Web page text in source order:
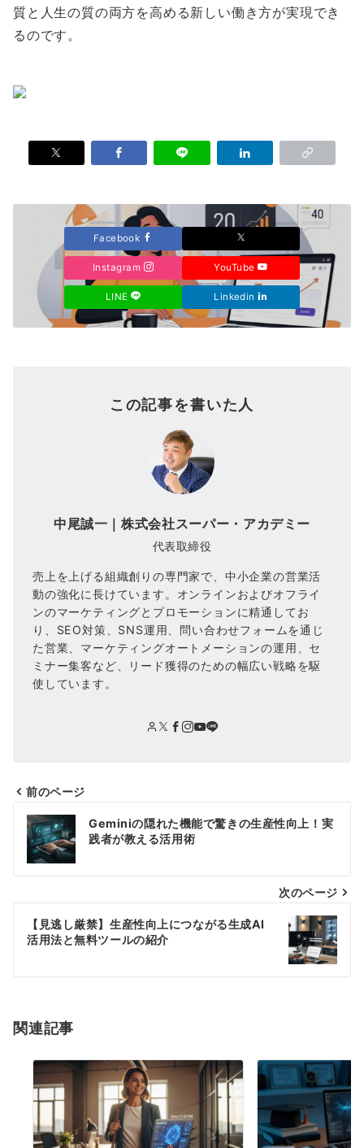
質と人生の質の両方を高める新しい働き方が実現でき
るのです。
Facebook
Instagram YouTube
LINE Linkedin
この記事を書いた人
中尾誠一｜株式会社スーパー・アカデミー
代表取締役
売上を上げる組織創りの専門家で、中小企業の営業活
動の強化に長けています。オンラインおよびオフライ
ンのマーケティングとプロモーションに精通してお
り、SEO対策、SNS運用、問い合わせフォームを通じ
た営業、マーケティングオートメーションの運用、セ
ミナー集客など、リード獲得のための幅広い戦略を駆
使しています。
投
稿
ナ
ビ
シ
ン
前のページ
Geminiの隠れた機能で驚きの生産性向上！実
践者が教える活用術
次のページ
【見逃し厳禁】生産性向上につながる生成AI
活用法と無料ツールの紹介
関連記事